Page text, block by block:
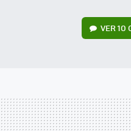
VER10